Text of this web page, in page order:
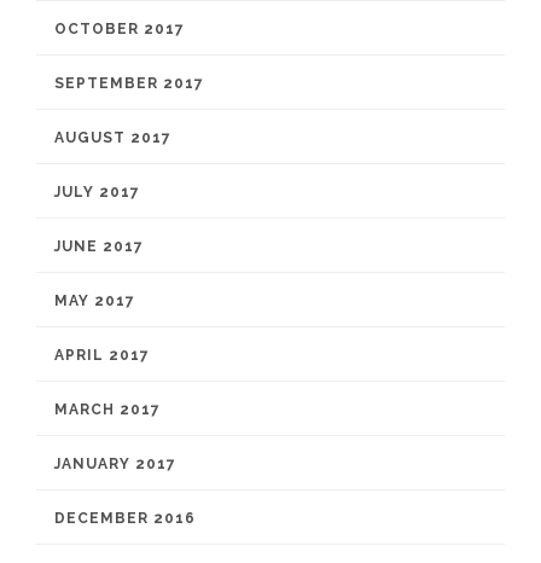
OCTOBER 2017
SEPTEMBER 2017
AUGUST 2017
JULY 2017
JUNE 2017
MAY 2017
APRIL 2017
MARCH 2017
JANUARY 2017
DECEMBER 2016